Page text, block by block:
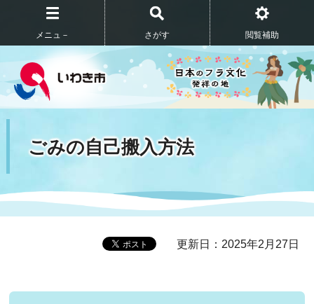
メニュ－ さがす 閲覧補助
ごみの自己搬入方法
更新日：2025年2月27日